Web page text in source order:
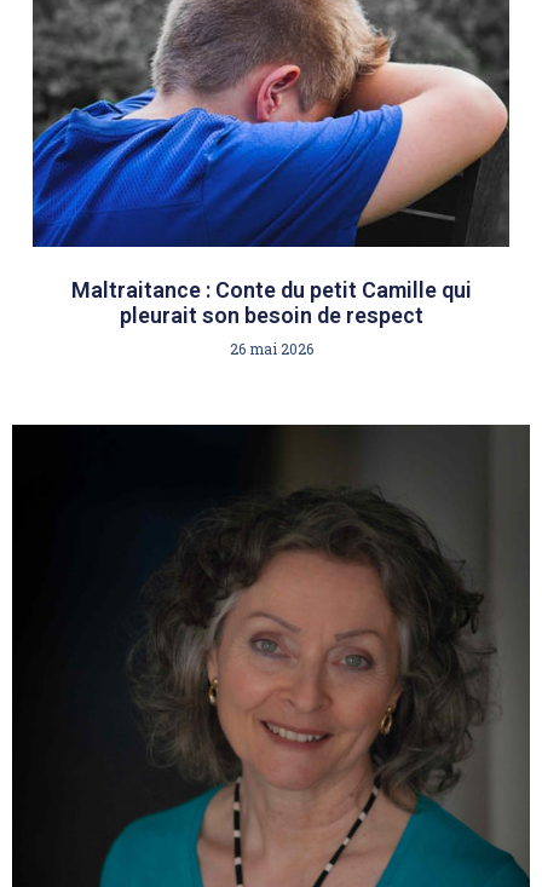
Maltraitance : Conte du petit Camille qui
pleurait son besoin de respect
26 mai 2026